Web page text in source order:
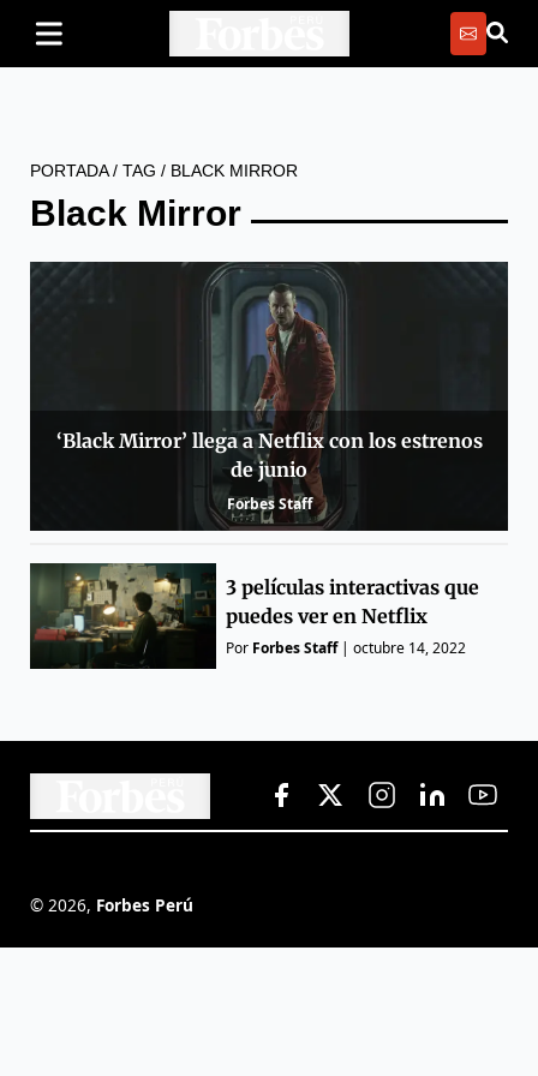
PORTADA/ TAG / BLACK MIRROR
Black Mirror
‘Black Mirror’ llega a Netflix con los estrenos
de junio
Forbes Staff
3 películas interactivas que
puedes ver en Netflix
Por Forbes Staff|octubre 14, 2022
© 2026, Forbes Perú